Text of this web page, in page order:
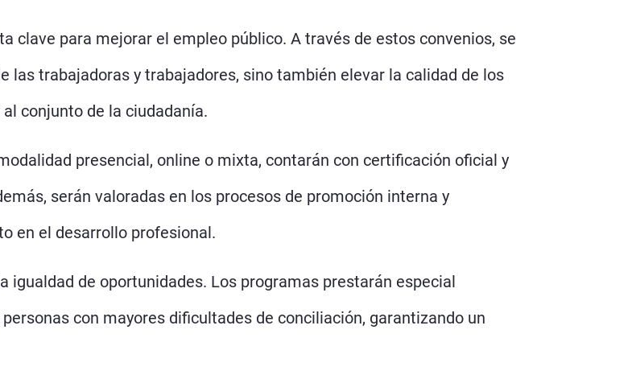
clave para mejorar el empleo público. A través de estos convenios, se
las trabajadoras y trabajadores, sino también elevar la calidad de los
conjunto de la ciudadanía.
presencial, online o mixta, contarán con certificación oficial y
serán valoradas en los procesos de promoción interna y
en el desarrollo profesional.
igualdad de oportunidades. Los programas prestarán especial
con mayores dificultades de conciliación, garantizando un